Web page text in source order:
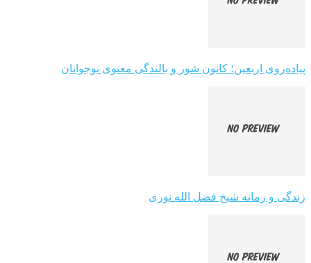
پیاده‌روی اربعین؛ کانون شور و بالندگی معنوی نوجوانان
زندگی و زمانه شیخ فضل الله نوری